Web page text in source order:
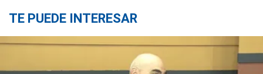
TE PUEDE INTERESAR